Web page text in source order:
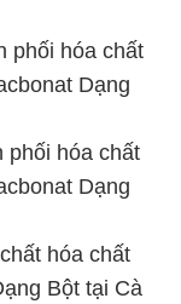
phối hóa chất
Dạng
phối hóa chất
Dạng
hóa chất
Bột tại Cà